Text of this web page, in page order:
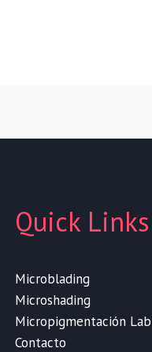
Quick Links
Microblading
Microshading
Micropigmentación
Contacto